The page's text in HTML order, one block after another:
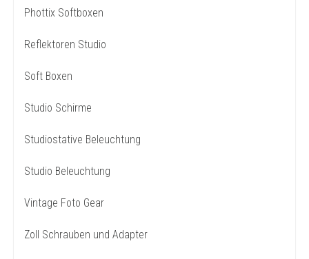
Phottix Softboxen
Reflektoren Studio
Soft Boxen
Studio Schirme
Studiostative Beleuchtung
Studio Beleuchtung
Vintage Foto Gear
Zoll Schrauben und Adapter